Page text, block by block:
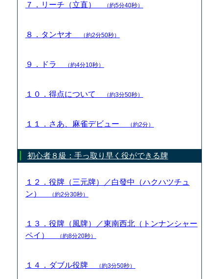
７．リーチ（立直） （約5分40秒）
８．タンヤオ （約2分50秒）
９．ドラ （約4分10秒）
１０．得点について （約3分50秒）
１１．さあ、麻雀デビュー （約2分）
初心者８級：手っ取り早く役ができる牌
１２．役牌（三元牌）／白發中（ハクハツチュ
ン）
（約2分30秒）
１３．役牌（風牌）／東南西北（トンナンシャー
ペイ）
（約8分20秒）
１４．ダブル役牌 （約3分50秒）